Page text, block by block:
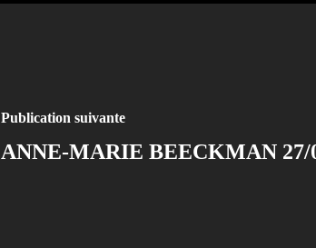
Publication suivante
ANNE-MARIE BEECKMAN 27/